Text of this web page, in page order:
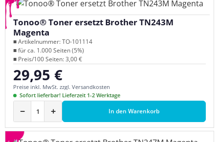
Tonoo® Toner ersetzt Brother TN243M
Magenta
■ Artikelnummer: TO-101114
■ für ca. 1.000 Seiten (5%)
■ Preis/100 Seiten: 3,00 €
Regulärer Preis:
29,95 €
Preise inkl. MwSt. zzgl. Versandkosten
Sofort lieferbar! Lieferzeit 1-2 Werktage
− + In den Warenkorb